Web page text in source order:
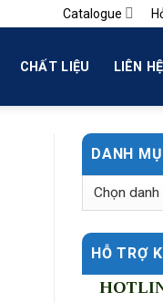
Catalogue
CHẤT LIỆU LIÊN HỆ
DANH
HỖ TRỢ